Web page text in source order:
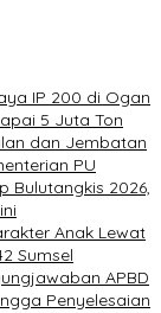
IP 200 di Ogan
5 Juta Ton
dan Jembatan
PU
Bulutangkis 2026,
Anak Lewat
Sumsel
APBD
Penyelesaian